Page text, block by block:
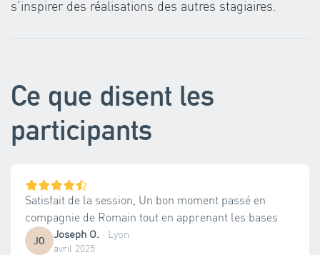
s’inspirer des réalisations des autres stagiaires.
Ce que disent les
participants
Satisfait de la session, Un bon moment passé en
compagnie de Romain tout en apprenant les bases
JO Joseph O. · Lyon
avril 2025